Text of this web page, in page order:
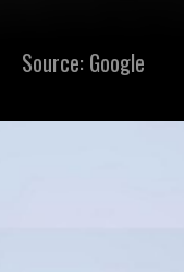
Source: Google